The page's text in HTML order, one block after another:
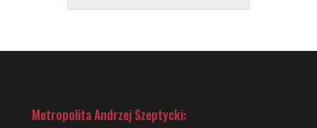
Metropolita Andrzej Szeptycki: